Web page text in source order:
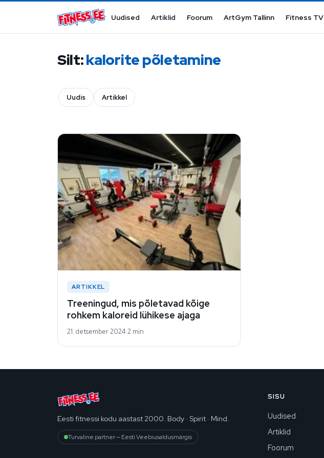
Uudised Artiklid Foorum ArtGym Tallinn Fitness TV
Silt:kalorite põletamine
Uudis Artikkel
ARTIKKEL
Treeningud, mis põletavad kõige
rohkem kaloreid lühikese ajaga
21. detsember 2024 2 min
Eesti fitnessi kodu aastast 2000. Body · Spirit · Mind.
Turvaline partner — Eesti Veebiusaldusmärgis
SISU
Uudised
Artiklid
Foorum